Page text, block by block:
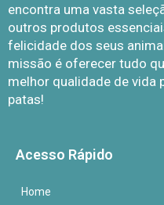
encontra uma vasta
outros produtos
felicidade dos seus
missão é oferecer tudo
melhor qualidade de vida
patas!
Acesso Rápido
Home